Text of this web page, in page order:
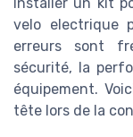
Installer un kit
velo electrique
erreurs sont
sécurité, la
équipement.
tête lors de la